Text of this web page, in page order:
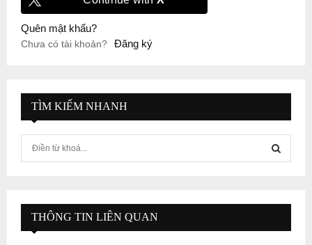
Quên mật khẩu?
Chưa có tài khoản? Đăng ký
TÌM KIẾM NHANH
f
E
A
THÔNG TIN LIÊN QUAN